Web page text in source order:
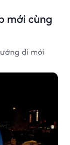
mới cùng
đi mới